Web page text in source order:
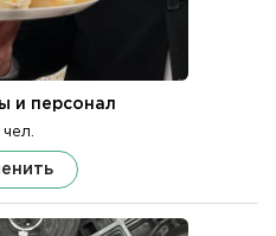
и персонал
чел.